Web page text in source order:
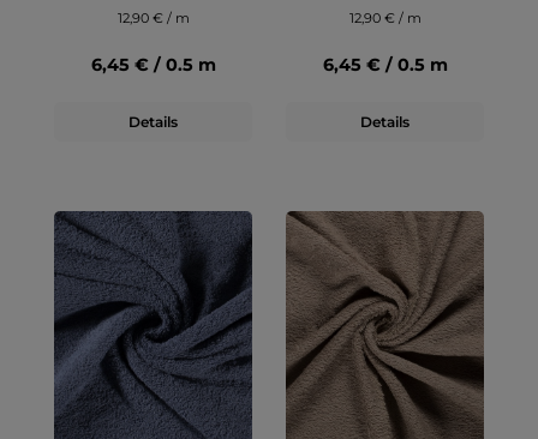
12,90 € / m
6,45 € / 0.5 m
Details
12,90 € / m
6,45 € / 0.5 m
Details